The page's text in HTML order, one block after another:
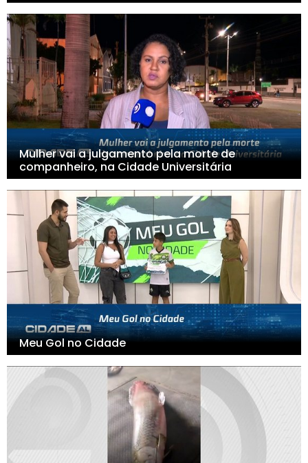
Mulher vai a julgamento pela morte de
companheiro, na Cidade Universitária
Meu Gol no Cidade